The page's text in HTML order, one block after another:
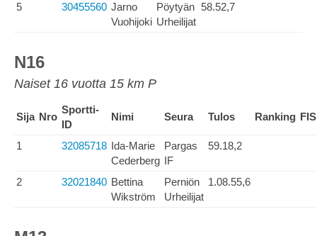
5 30455560 Jarno
Vuohijoki
Pöytyän
Urheilijat
58.52,7
N16
Naiset 16 vuotta 15 km P
Sija Nro
Sportti-
ID
Nimi Seura Tulos Ranking FIS
1 32085718 Ida-Marie
Cederberg
Pargas
IF
59.18,2
2 32021840 Bettina
Wikström
Perniön
Urheilijat
1.08.55,6